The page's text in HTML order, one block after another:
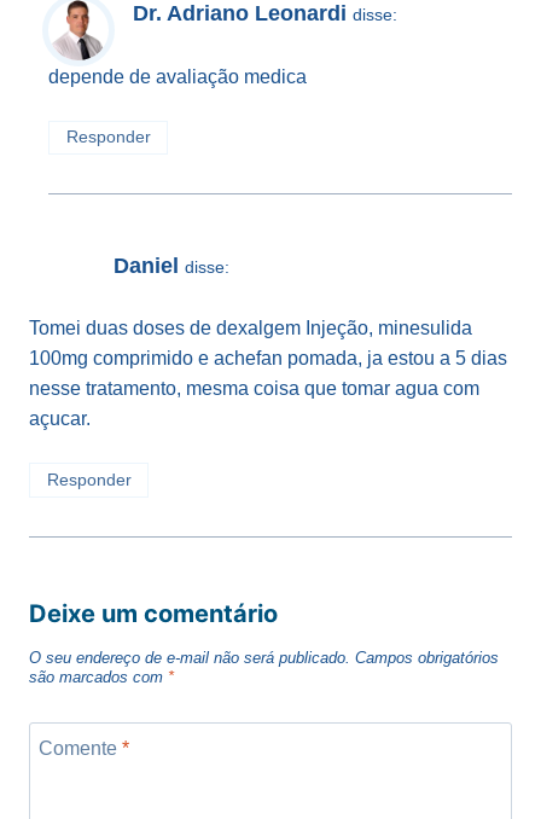
Dr. Adriano Leonardi disse:
depende de avaliação medica
Responder
Daniel disse:
Tomei duas doses de dexalgem Injeção, minesulida
100mg comprimido e achefan pomada, ja estou a 5 dias
nesse tratamento, mesma coisa que tomar agua com
açucar.
Responder
Deixe um comentário
O seu endereço de e-mail não será publicado. Campos obrigatórios
são marcados com *
Comente *